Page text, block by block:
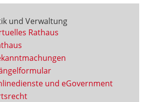
und Verwaltung
Rathaus
und eGovernment